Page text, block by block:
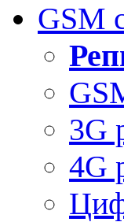
GSM
3G
4G